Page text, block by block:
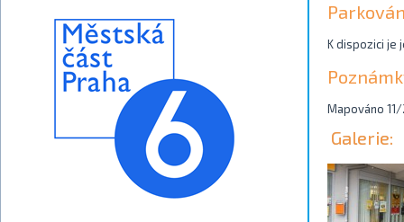
K dispozici je
Mapováno 11/
Galerie: